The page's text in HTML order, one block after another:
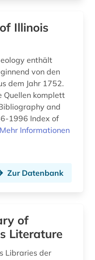
(1)
Illinois
enthält
von den
dem Jahr 1752.
Quellen komplett
1996 Index of
Mehr Informationen
Zur Datenbank
of
Literature
Libraries der